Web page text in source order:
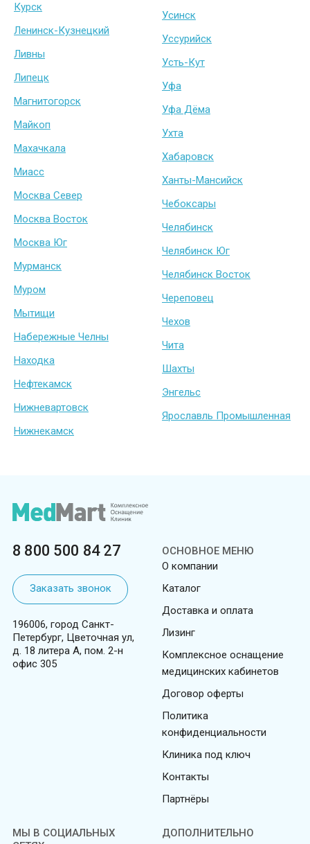
Курск
Ленинск-Кузнецкий
Ливны
Липецк
Магнитогорск
Майкоп
Махачкала
Миасс
Москва Север
Москва Восток
Москва Юг
Мурманск
Муром
Мытищи
Набережные Челны
Находка
Нефтекамск
Нижневартовск
Нижнекамск
Усинск
Уссурийск
Усть-Кут
Уфа
Уфа Дёма
Ухта
Хабаровск
Ханты-Мансийск
Чебоксары
Челябинск
Челябинск Юг
Челябинск Восток
Череповец
Чехов
Чита
Шахты
Энгельс
Ярославль Промышленная
8 800 500 84 27
Заказать звонок
196006, город Санкт-
Петербург, Цветочная ул,
д. 18 литера А, пом. 2-н
офис 305
ОСНОВНОЕ МЕНЮ
О компании
Каталог
Доставка и оплата
Лизинг
Комплексное оснащение
медицинских кабинетов
Договор оферты
Политика
конфиденциальности
Клиника под ключ
Контакты
Партнёры
ДОПОЛНИТЕЛЬНО
МЫ В СОЦИАЛЬНЫХ